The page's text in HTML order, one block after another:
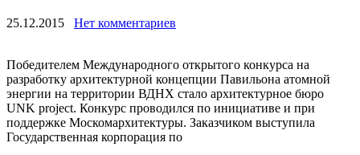
25.12.2015 Нет комментариев
Победителем Международного открытого конкурса на
разработку архитектурной концепции Павильона атомной
энергии на территории ВДНХ стало архитектурное бюро
UNK project. Конкурс проводился по инициативе и при
поддержке Москомархитектуры. Заказчиком выступила
Государственная корпорация по